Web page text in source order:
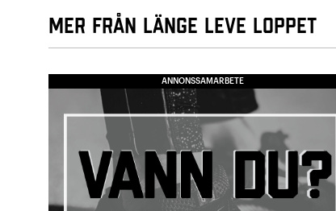
Mer från Länge Leve Loppet
ANNONSSAMARBETE